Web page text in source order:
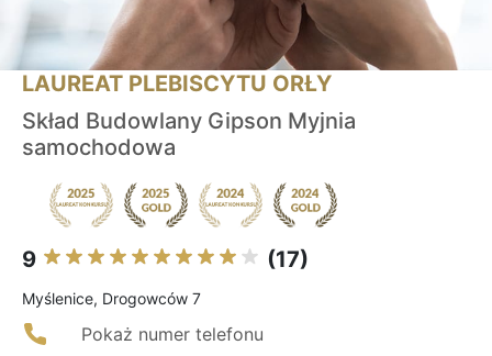
LAUREAT PLEBISCYTU ORŁY
Skład Budowlany Gipson Myjnia
samochodowa
9 (17)
Myślenice, Drogowców 7
Pokaż numer telefonu